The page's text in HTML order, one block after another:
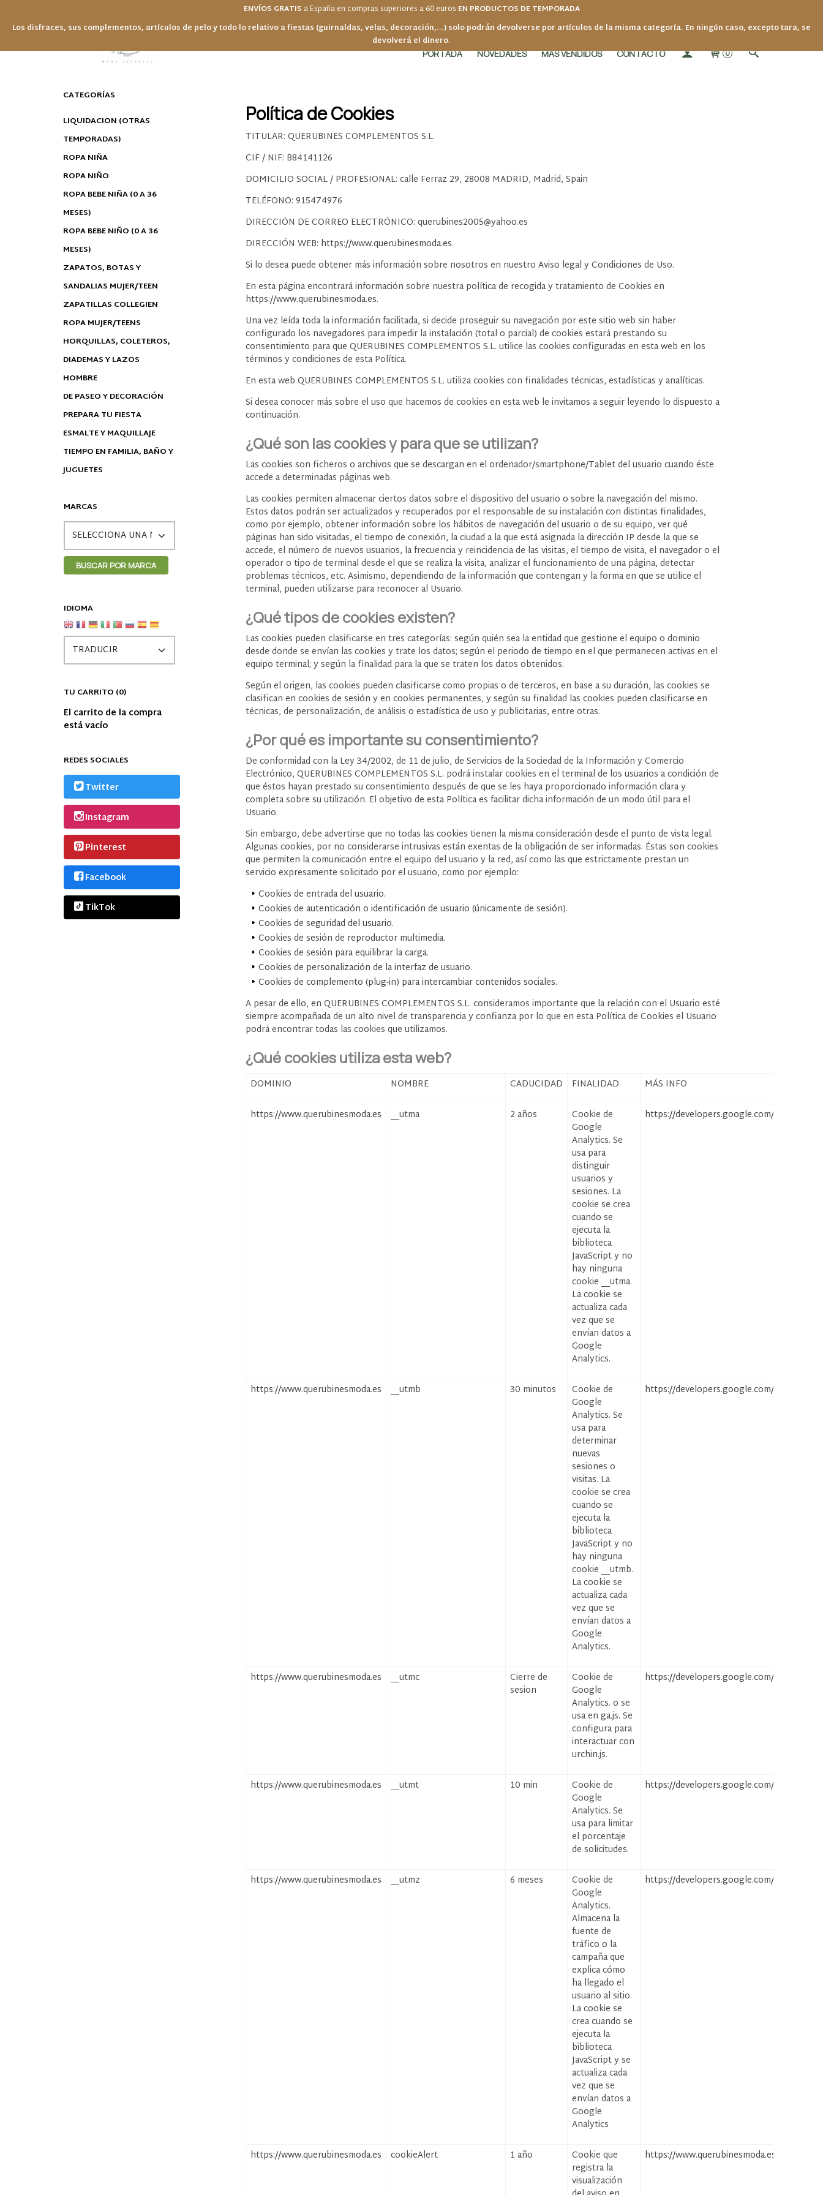
ENVÍOS GRATIS a España en compras superiores a 60 euros EN PRODUCTOS DE TEMPORADA
Los disfraces, sus complementos, artículos de pelo y todo lo relativo a fiestas (guirnaldas, velas, decoración,...) solo podrán devolverse por artículos de la misma categoría. En ningún caso, excepto tara, se
devolverá el dinero.
PORTADA NOVEDADES MÁS VENDIDOS CONTACTO 0
CATEGORÍAS
LIQUIDACION (OTRAS
TEMPORADAS)
ROPA NIÑA
ROPA NIÑO
ROPA BEBE NIÑA (0 A 36
MESES)
ROPA BEBE NIÑO (0 A 36
MESES)
ZAPATOS, BOTAS Y
SANDALIAS MUJER/TEEN
ZAPATILLAS COLLEGIEN
ROPA MUJER/TEENS
HORQUILLAS, COLETEROS,
DIADEMAS Y LAZOS
HOMBRE
DE PASEO Y DECORACIÓN
PREPARA TU FIESTA
ESMALTE Y MAQUILLAJE
TIEMPO EN FAMILIA, BAÑO Y
JUGUETES
MARCAS
IDIOMA
TU CARRITO (0)
El carrito de la compra
está vacío
REDES SOCIALES
Twitter
Instagram
Pinterest
Facebook
TikTok
Política de Cookies
TITULAR: QUERUBINES COMPLEMENTOS S.L.
CIF / NIF: B84141126
DOMICILIO SOCIAL / PROFESIONAL: calle Ferraz 29, 28008 MADRID, Madrid, Spain
TELÉFONO: 915474976
DIRECCIÓN DE CORREO ELECTRÓNICO: querubines2005@yahoo.es
DIRECCIÓN WEB: https://www.querubinesmoda.es
Si lo desea puede obtener más información sobre nosotros en nuestro Aviso legal y Condiciones de Uso.
En esta página encontrará información sobre nuestra política de recogida y tratamiento de Cookies en
https://www.querubinesmoda.es.
Una vez leída toda la información facilitada, si decide proseguir su navegación por este sitio web sin haber
configurado los navegadores para impedir la instalación (total o parcial) de cookies estará prestando su
consentimiento para que QUERUBINES COMPLEMENTOS S.L. utilice las cookies configuradas en esta web en los
términos y condiciones de esta Política.
En esta web QUERUBINES COMPLEMENTOS S.L. utiliza cookies con finalidades técnicas, estadísticas y analíticas.
Si desea conocer más sobre el uso que hacemos de cookies en esta web le invitamos a seguir leyendo lo dispuesto a
continuación.
¿Qué son las cookies y para que se utilizan?
Las cookies son ficheros o archivos que se descargan en el ordenador/smartphone/Tablet del usuario cuando éste
accede a determinadas páginas web.
Las cookies permiten almacenar ciertos datos sobre el dispositivo del usuario o sobre la navegación del mismo.
Estos datos podrán ser actualizados y recuperados por el responsable de su instalación con distintas finalidades,
como por ejemplo, obtener información sobre los hábitos de navegación del usuario o de su equipo, ver qué
páginas han sido visitadas, el tiempo de conexión, la ciudad a la que está asignada la dirección IP desde la que se
accede, el número de nuevos usuarios, la frecuencia y reincidencia de las visitas, el tiempo de visita, el navegador o el
operador o tipo de terminal desde el que se realiza la visita, analizar el funcionamiento de una página, detectar
problemas técnicos, etc. Asimismo, dependiendo de la información que contengan y la forma en que se utilice el
terminal, pueden utilizarse para reconocer al Usuario.
¿Qué tipos de cookies existen?
Las cookies pueden clasificarse en tres categorías: según quién sea la entidad que gestione el equipo o dominio
desde donde se envían las cookies y trate los datos; según el periodo de tiempo en el que permanecen activas en el
equipo terminal; y según la finalidad para la que se traten los datos obtenidos.
Según el origen, las cookies pueden clasificarse como propias o de terceros, en base a su duración, las cookies se
clasifican en cookies de sesión y en cookies permanentes, y según su finalidad las cookies pueden clasificarse en
técnicas, de personalización, de análisis o estadística de uso y publicitarias, entre otras.
¿Por qué es importante su consentimiento?
De conformidad con la Ley 34/2002, de 11 de julio, de Servicios de la Sociedad de la Información y Comercio
Electrónico, QUERUBINES COMPLEMENTOS S.L. podrá instalar cookies en el terminal de los usuarios a condición de
que éstos hayan prestado su consentimiento después de que se les haya proporcionado información clara y
completa sobre su utilización. El objetivo de esta Política es facilitar dicha información de un modo útil para el
Usuario.
Sin embargo, debe advertirse que no todas las cookies tienen la misma consideración desde el punto de vista legal.
Algunas cookies, por no considerarse intrusivas están exentas de la obligación de ser informadas. Éstas son cookies
que permiten la comunicación entre el equipo del usuario y la red, así como las que estrictamente prestan un
servicio expresamente solicitado por el usuario, como por ejemplo:
Cookies de entrada del usuario.
Cookies de autenticación o identificación de usuario (únicamente de sesión).
Cookies de seguridad del usuario.
Cookies de sesión de reproductor multimedia.
Cookies de sesión para equilibrar la carga.
Cookies de personalización de la interfaz de usuario.
Cookies de complemento (plug-in) para intercambiar contenidos sociales.
A pesar de ello, en QUERUBINES COMPLEMENTOS S.L. consideramos importante que la relación con el Usuario esté
siempre acompañada de un alto nivel de transparencia y confianza por lo que en esta Política de Cookies el Usuario
podrá encontrar todas las cookies que utilizamos.
¿Qué cookies utiliza esta web?
DOMINIO NOMBRE CADUCIDAD FINALIDAD
MÁS INFO
https://www.querubinesmoda.es
__utma 2 años
Cookie de
Google
Analytics. Se
usa para
distinguir
usuarios y
sesiones. La
cookie se crea
cuando se
ejecuta la
biblioteca
JavaScript y no
hay ninguna
cookie __utma.
La cookie se
actualiza cada
vez que se
envían datos a
Google
Analytics.
https://developers.google.com/analytics/
https://www.querubinesmoda.es __utmb 30 minutos
Cookie de
Google
Analytics. Se
usa para
determinar
nuevas
sesiones o
visitas. La
cookie se crea
cuando se
ejecuta la
biblioteca
JavaScript y no
hay ninguna
cookie __utmb.
La cookie se
actualiza cada
vez que se
envían datos a
Google
Analytics.
https://developers.google.com/analytics/
https://www.querubinesmoda.es __utmc
Cierre de
sesion
Cookie de
Google
Analytics. o se
usa en ga.js. Se
configura para
interactuar con
urchin.js.
https://developers.google.com/analytics/
https://www.querubinesmoda.es __utmt 10 min
Cookie de
Google
Analytics. Se
usa para limitar
el porcentaje
de solicitudes.
https://developers.google.com/analytics/
https://www.querubinesmoda.es __utmz 6 meses
Cookie de
Google
Analytics.
Almacena la
fuente de
tráfico o la
campaña que
explica cómo
ha llegado el
usuario al sitio.
La cookie se
crea cuando se
ejecuta la
biblioteca
JavaScript y se
actualiza cada
vez que se
envían datos a
Google
Analytics
https://developers.google.com/analytics/
https://www.querubinesmoda.es cookieAlert 1 año
Cookie que
registra la
visualización
https://www.querubinesmoda.es